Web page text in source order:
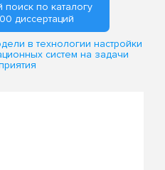
по каталогу
диссертаций
в технологии настройки
систем на задачи